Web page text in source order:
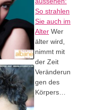
So strahlen
Sie auch im
Alter Wer
älter wird,
nimmt mit
der Zeit
Veränderun
gen des
Körpers…